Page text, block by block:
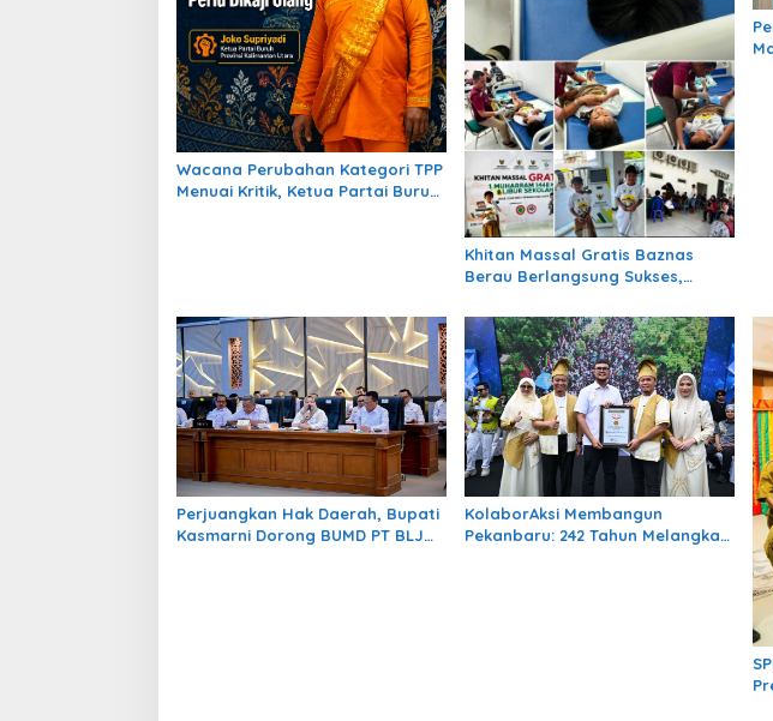
Wacana Perubahan Kategori TPP
Menuai Kritik, Ketua Partai Buruh
Khitan Massal Gratis Baznas
Berau Berlangsung Sukses,
Puluhan Anak
Perjuangkan Hak Daerah, Bupati
Kasmarni Dorong BUMD PT BLJ
KolaborAksi Membangun
Pekanbaru: 242 Tahun Melangkah